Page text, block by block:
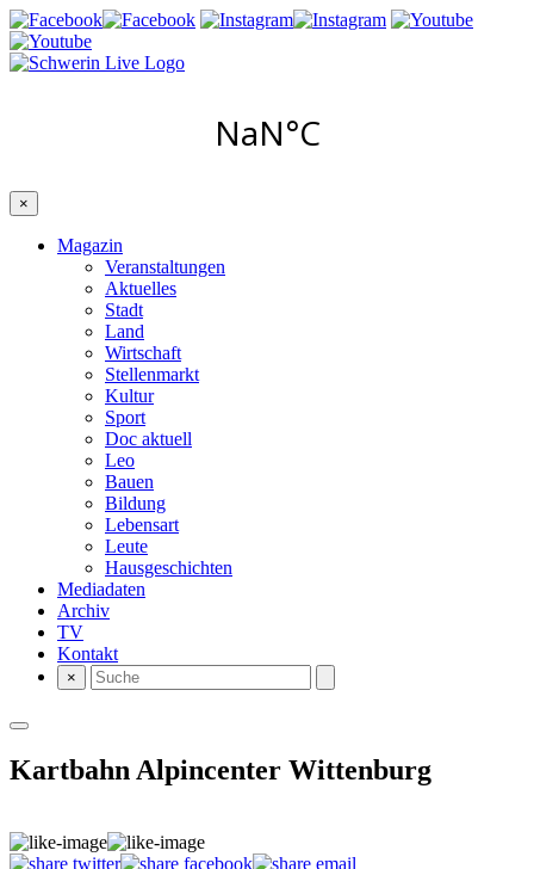
×
Magazin
Veranstaltungen
Aktuelles
Stadt
Land
Wirtschaft
Stellenmarkt
Kultur
Sport
Doc aktuell
Leo
Bauen
Bildung
Lebensart
Leute
Hausgeschichten
Mediadaten
Archiv
TV
Kontakt
×
Kartbahn Alpincenter Wittenburg